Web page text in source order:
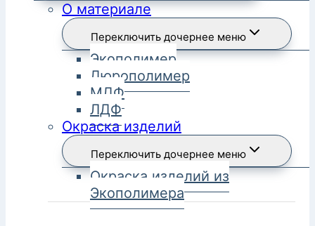
О материале
Переключить дочернее меню
Экополимер
Дюрополимер
МДФ
ЛДФ
Окраска изделий
Переключить дочернее меню
Окраска изделий из
Экополимера